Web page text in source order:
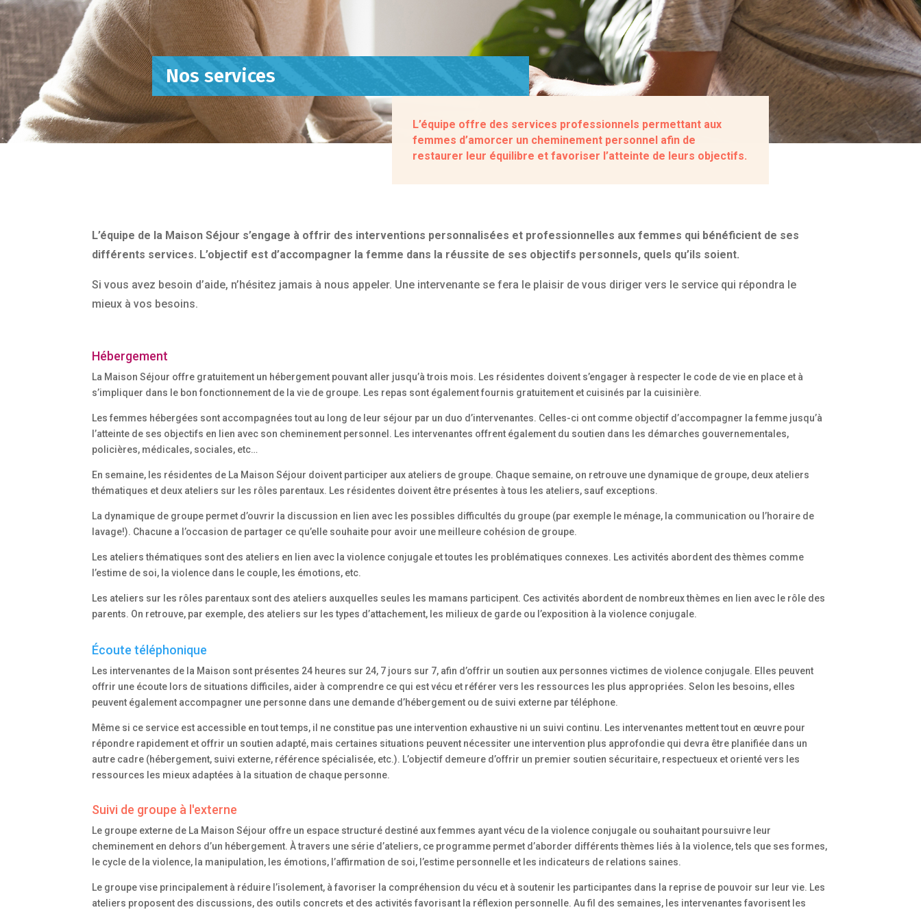
Nos services
L’équipe offre des services professionnels permettant aux
femmes d’amorcer un cheminement personnel afin de
restaurer leur équilibre et favoriser l’atteinte de leurs objectifs.
L’équipe de la Maison Séjour s’engage à offrir des interventions personnalisées et professionnelles aux femmes qui bénéficient de ses
différents services. L’objectif est d’accompagner la femme dans la réussite de ses objectifs personnels, quels qu’ils soient.
Si vous avez besoin d’aide, n’hésitez jamais à nous appeler. Une intervenante se fera le plaisir de vous diriger vers le service qui répondra le
mieux à vos besoins.
Hébergement
La Maison Séjour offre gratuitement un hébergement pouvant aller jusqu’à trois mois. Les résidentes doivent s’engager à respecter le code de vie en place et à
s’impliquer dans le bon fonctionnement de la vie de groupe. Les repas sont également fournis gratuitement et cuisinés par la cuisinière.
Les femmes hébergées sont accompagnées tout au long de leur séjour par un duo d’intervenantes. Celles-ci ont comme objectif d’accompagner la femme jusqu’à
l’atteinte de ses objectifs en lien avec son cheminement personnel. Les intervenantes offrent également du soutien dans les démarches gouvernementales,
policières, médicales, sociales, etc…
En semaine, les résidentes de La Maison Séjour doivent participer aux ateliers de groupe. Chaque semaine, on retrouve une dynamique de groupe, deux ateliers
thématiques et deux ateliers sur les rôles parentaux. Les résidentes doivent être présentes à tous les ateliers, sauf exceptions.
La dynamique de groupe permet d’ouvrir la discussion en lien avec les possibles difficultés du groupe (par exemple le ménage, la communication ou l’horaire de
lavage!). Chacune a l’occasion de partager ce qu’elle souhaite pour avoir une meilleure cohésion de groupe.
Les ateliers thématiques sont des ateliers en lien avec la violence conjugale et toutes les problématiques connexes. Les activités abordent des thèmes comme
l’estime de soi, la violence dans le couple, les émotions, etc.
Les ateliers sur les rôles parentaux sont des ateliers auxquelles seules les mamans participent. Ces activités abordent de nombreux thèmes en lien avec le rôle des
parents. On retrouve, par exemple, des ateliers sur les types d’attachement, les milieux de garde ou l’exposition à la violence conjugale.
Écoute téléphonique
Les intervenantes de la Maison sont présentes 24 heures sur 24, 7 jours sur 7, afin d’offrir un soutien aux personnes victimes de violence conjugale. Elles peuvent
offrir une écoute lors de situations difficiles, aider à comprendre ce qui est vécu et référer vers les ressources les plus appropriées. Selon les besoins, elles
peuvent également accompagner une personne dans une demande d’hébergement ou de suivi externe par téléphone.
Même si ce service est accessible en tout temps, il ne constitue pas une intervention exhaustive ni un suivi continu. Les intervenantes mettent tout en œuvre pour
répondre rapidement et offrir un soutien adapté, mais certaines situations peuvent nécessiter une intervention plus approfondie qui devra être planifiée dans un
autre cadre (hébergement, suivi externe, référence spécialisée, etc.). L’objectif demeure d’offrir un premier soutien sécuritaire, respectueux et orienté vers les
ressources les mieux adaptées à la situation de chaque personne.
Suivi de groupe à l'externe
Le groupe externe de La Maison Séjour offre un espace structuré destiné aux femmes ayant vécu de la violence conjugale ou souhaitant poursuivre leur
cheminement en dehors d’un hébergement. À travers une série d’ateliers, ce programme permet d’aborder différents thèmes liés à la violence, tels que ses formes,
le cycle de la violence, la manipulation, les émotions, l’affirmation de soi, l’estime personnelle et les indicateurs de relations saines.
Le groupe vise principalement à réduire l’isolement, à favoriser la compréhension du vécu et à soutenir les participantes dans la reprise de pouvoir sur leur vie. Les
ateliers proposent des discussions, des outils concrets et des activités favorisant la réflexion personnelle. Au fil des semaines, les intervenantes favorisent les